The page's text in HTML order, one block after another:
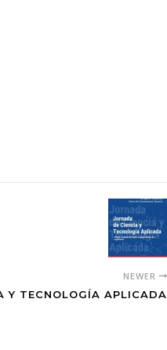
NEWER
Y TECNOLOGÍA APLICADA